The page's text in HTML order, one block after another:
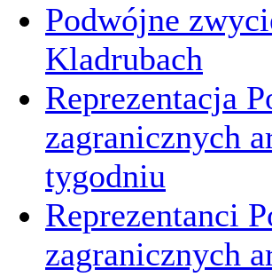
Podwójne
Kladrubach
Reprezentacja
zagranicznych
tygodniu
Reprezentanci
zagranicznych